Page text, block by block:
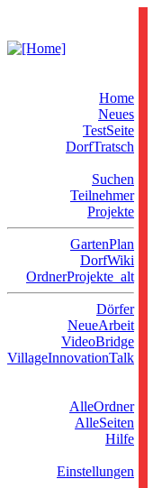
Home
Neues
TestSeite
DorfTratsch
Suchen
Teilnehmer
Projekte
GartenPlan
DorfWiki
OrdnerProjekte_alt
Dörfer
NeueArbeit
VideoBridge
VillageInnovationTalk
AlleOrdner
AlleSeiten
Hilfe
Einstellungen